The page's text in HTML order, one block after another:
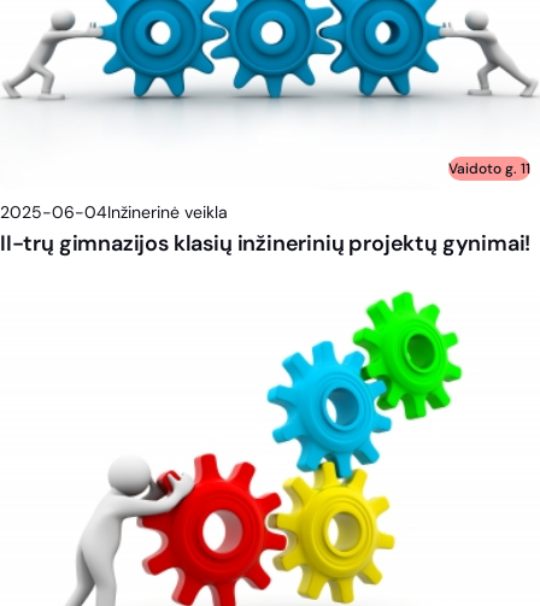
Vaidoto g. 11
2025-06-04Inžinerinė veikla
II-trų gimnazijos klasių inžinerinių projektų gynimai!